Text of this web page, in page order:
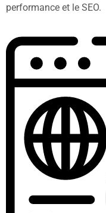
performance et le SEO.